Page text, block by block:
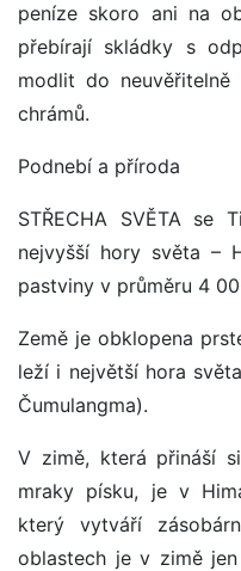
peníze skoro ani na
přebírají skládky s
modlit do neuvěřitelně
chrámů.
Podnebí a příroda
STŘECHA SVĚTA se
nejvyšší hory světa –
pastviny v průměru 4
Země je obklopena
leží i největší hora
Čumulangma).
V zimě, která přináší
mraky písku, je v
který vytváří
oblastech je v zimě